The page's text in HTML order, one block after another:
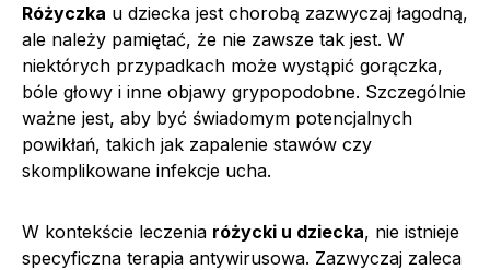
Różyczka u dziecka jest chorobą zazwyczaj łagodną,
ale należy pamiętać, że nie zawsze tak jest. W
niektórych przypadkach może wystąpić gorączka,
bóle głowy i inne objawy grypopodobne. Szczególnie
ważne jest, aby być świadomym potencjalnych
powikłań, takich jak zapalenie stawów czy
skomplikowane infekcje ucha.
W kontekście leczenia różycki u dziecka, nie istnieje
specyficzna terapia antywirusowa. Zazwyczaj zaleca